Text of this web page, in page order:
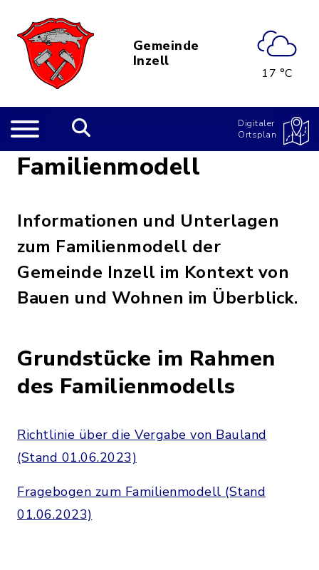
Gemeinde
Inzell
17 °C
Digitaler
Ortsplan
Familienmodell
Informationen und Unterlagen
zum Familienmodell der
Gemeinde Inzell im Kontext von
Bauen und Wohnen im Überblick.
Grundstücke im Rahmen
des Familienmodells
Richtlinie über die Vergabe von Bauland
(Stand 01.06.2023)
Fragebogen zum Familienmodell (Stand
01.06.2023)